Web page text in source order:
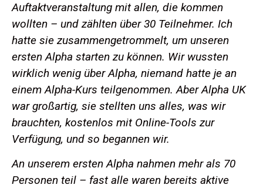
Auftaktveranstaltung mit allen, die kommen
wollten – und zählten über 30 Teilnehmer. Ich
hatte sie zusammengetrommelt, um unseren
ersten Alpha starten zu können. Wir wussten
wirklich wenig über Alpha, niemand hatte je an
einem Alpha-Kurs teilgenommen. Aber Alpha UK
war großartig, sie stellten uns alles, was wir
brauchten, kostenlos mit Online-Tools zur
Verfügung, und so begannen wir.
An unserem ersten Alpha nahmen mehr als 70
Personen teil – fast alle waren bereits aktive